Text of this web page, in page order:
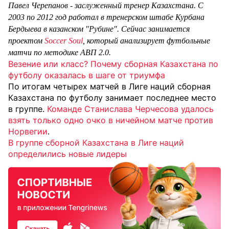
Павел Черепанов - заслуженный тренер Казахстана. С
2003 по 2012 год работал в тренерском штабе Курбана
Бердыева в казанском "Рубине". Сейчас занимается
проектом Soccer Soul , который анализирует футбольные
матчи по методике АВП 2.0.
Везение или класс? Почему сборная Казахстана по
футболу оказалась в шаге от триумфа
По итогам четырех матчей в Лиге наций сборная
Казахстана по футболу занимает последнее место
в группе. Команде Станислава Черчесова удалось
взять только одно очко в ничейном матче против
Норвегии.
В группе сборной Казахстана в Лиге наций
определились новые лидеры